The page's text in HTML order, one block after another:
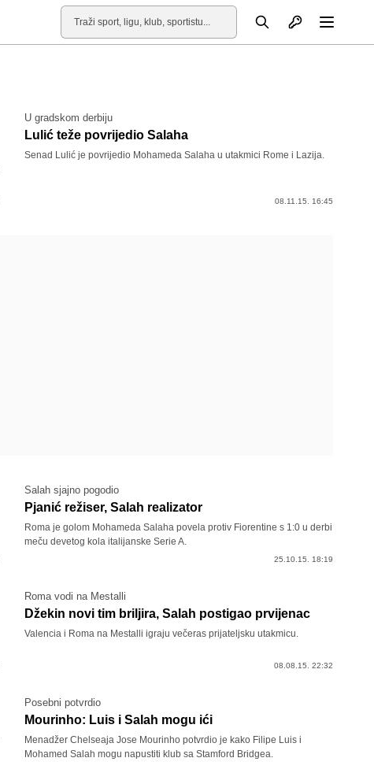
Pretraga Otvori profil
U gradskom derbiju
Lulić teže povrijedio Salaha
Senad Lulić je povrijedio Mohameda Salaha u utakmici Rome i Lazija.
08.11.15. 16:45
Salah sjajno pogodio
Pjanić režiser, Salah realizator
Roma je golom Mohameda Salaha povela protiv Fiorentine s 1:0 u derbi
meču devetog kola italijanske Serie A.
25.10.15. 18:19
Roma vodi na Mestalli
Džekin novi tim briljira, Salah postigao prvijenac
Valencia i Roma na Mestalli igraju večeras prijateljsku utakmicu.
08.08.15. 22:32
Posebni potvrdio
Mourinho: Luis i Salah mogu ići
Menadžer Chelseaja Jose Mourinho potvrdio je kako Filipe Luis i
Mohamed Salah mogu napustiti klub sa Stamford Bridgea.